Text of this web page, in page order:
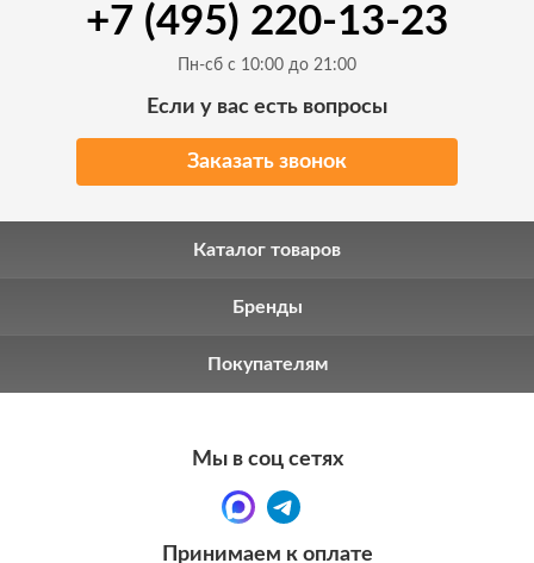
+7 (495) 220-13-23
Пн-сб с 10:00 до 21:00
Если у вас есть вопросы
Заказать звонок
Каталог товаров
Бренды
Покупателям
Мы в соц сетях
Принимаем к оплате